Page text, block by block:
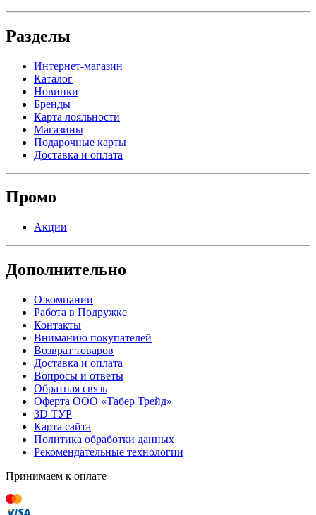
Разделы
Интернет-магазин
Каталог
Новинки
Бренды
Карта лояльности
Магазины
Подарочные карты
Доставка и оплата
Промо
Акции
Дополнительно
О компании
Работа в Подружке
Контакты
Вниманию покупателей
Возврат товаров
Доставка и оплата
Вопросы и ответы
Обратная связь
Оферта ООО «Табер Трейд»
3D ТУР
Карта сайта
Политика обработки данных
Рекомендательные технологии
Принимаем к оплате